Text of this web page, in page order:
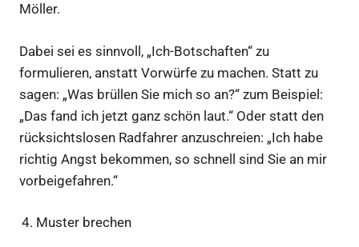
Möller.
Dabei sei es sinnvoll, „Ich-Botschaften“ zu
formulieren, anstatt Vorwürfe zu machen. Statt zu
sagen: „Was brüllen Sie mich so an?“ zum Beispiel:
„Das fand ich jetzt ganz schön laut.“ Oder statt den
rücksichtslosen Radfahrer anzuschreien: „Ich habe
richtig Angst bekommen, so schnell sind Sie an mir
vorbeigefahren.“
Muster brechen